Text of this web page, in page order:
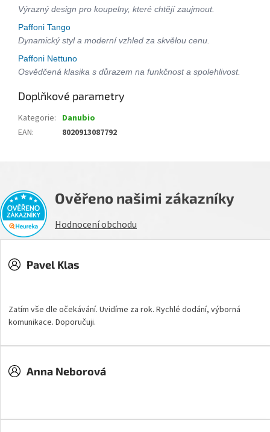
Výrazný design pro koupelny, které chtějí zaujmout.
Paffoni Tango
Dynamický styl a moderní vzhled za skvělou cenu.
Paffoni Nettuno
Osvědčená klasika s důrazem na funkčnost a spolehlivost.
Doplňkové parametry
Kategorie: Danubio
EAN: 8020913087792
Ověřeno našimi zákazníky
Hodnocení obchodu
Pavel Klas
Zatím vše dle očekávání. Uvidíme za rok. Rychlé dodání, výborná
komunikace. Doporučuji.
Anna Neborová